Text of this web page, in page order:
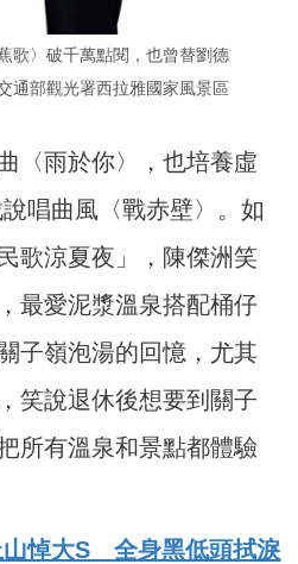
歌〉破千萬點閱，也曾替劉德
通部觀光署西拉雅國家風景區
〈雨於你〉，也培養虛
唱曲風〈戰赤壁〉。如
歌涼夏夜」，陳傑洲笑
最愛泥漿溫泉搭配桶仔
子嶺泡湯的回憶，尤其
笑說退休後想要到關子
所有溫泉和景點都體驗
山悼大S 全身黑低頭拭淚